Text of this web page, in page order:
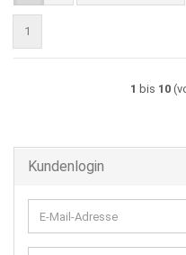
1
1 bis 10
Kundenlogin
E-
Mail-
Adresse